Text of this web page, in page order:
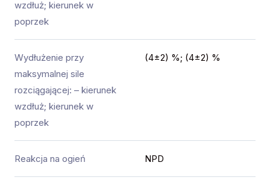
wzdłuż; kierunek w
poprzek
Wydłużenie przy
maksymalnej sile
rozciągającej: – kierunek
wzdłuż; kierunek w
poprzek
(4±2) %; (4±2) %
Reakcja na ogień NPD